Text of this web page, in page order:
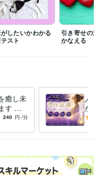
さい。
聞いて欲しい。」
。
い。
験年数 : 4年
年数 : 2年
したいかわかる
スト
引き寄せの
かなえる
癒し未
す 両
情が
240 円 /分
人
が叶
実を
てい